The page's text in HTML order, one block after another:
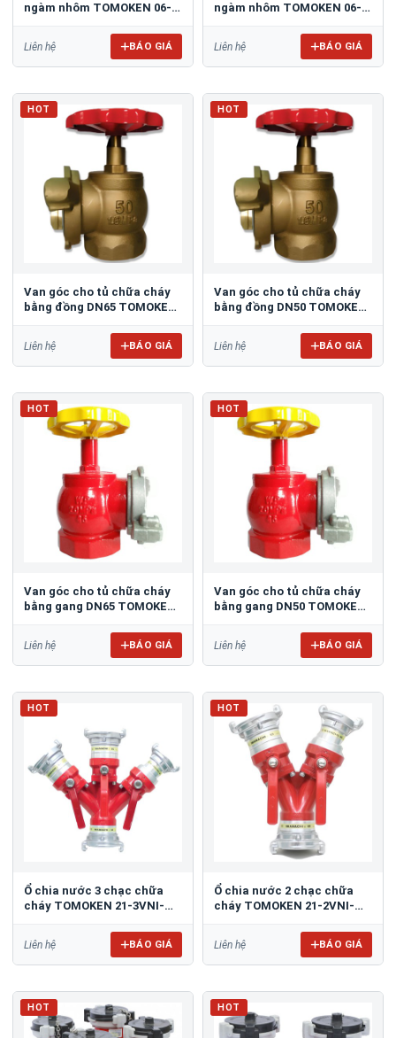
ngàm nhôm TOMOKEN 06-
Liên hệ BÁO GIÁ
ngàm nhôm TOMOKEN 06-
Liên hệ BÁO GIÁ
HOT
Van góc cho tủ chữa cháy
bằng đồng DN65 TOMOKEN
Liên hệ BÁO GIÁ
HOT
Van góc cho tủ chữa cháy
bằng đồng DN50 TOMOKEN
Liên hệ BÁO GIÁ
HOT
Van góc cho tủ chữa cháy
bằng gang DN65 TOMOKEN
Liên hệ BÁO GIÁ
HOT
Van góc cho tủ chữa cháy
bằng gang DN50 TOMOKEN
Liên hệ BÁO GIÁ
HOT
Ổ chia nước 3 chạc chữa
cháy TOMOKEN 21-3VNI-
Liên hệ BÁO GIÁ
HOT
Ổ chia nước 2 chạc chữa
cháy TOMOKEN 21-2VNI-
Liên hệ BÁO GIÁ
HOT HOT